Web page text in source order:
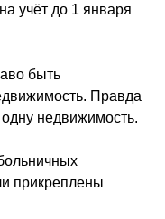
учёт до 1 января
быть
Правда
одну недвижимость.
прикреплены